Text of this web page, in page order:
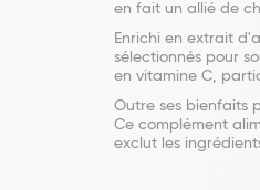
en fait un allié de
Enrichi en extrait
sélectionnés pour
en vitamine C,
Outre ses bienfaits
Ce complément
exclut les